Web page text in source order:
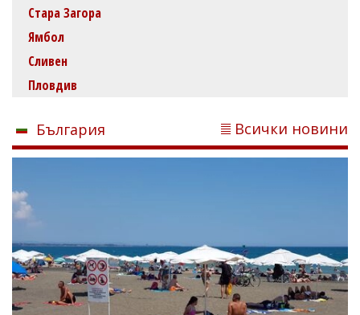
Стара Загора
Ямбол
Сливен
Пловдив
България Всички новини